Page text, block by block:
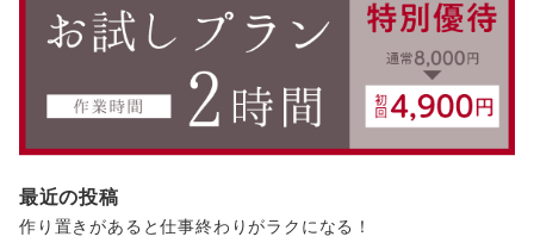
最近の投稿
作り置きがあると仕事終わりがラクになる！